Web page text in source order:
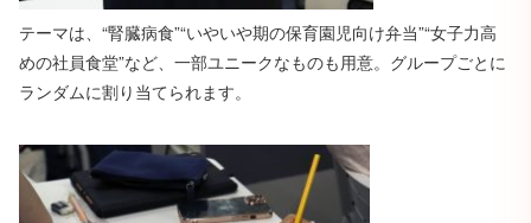
テーマは、“腎臓病食”“いやいや期の保育園児向け弁当”“女子力高
めの社員食堂”など、一部ユニークなものも用意。グループごとに
ランダムに割り当てられます。